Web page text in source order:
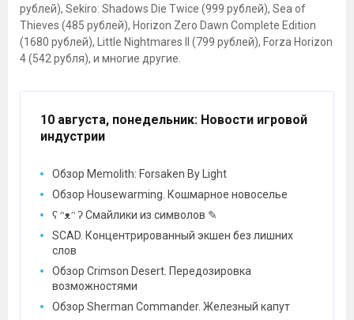
рублей), Sekiro: Shadows Die Twice (999 рублей), Sea of
Thieves (485 рублей), Horizon Zero Dawn Complete Edition
(1680 рублей), Little Nightmares II (799 рублей), Forza Horizon
4 (542 рубля), и многие другие.
10 августа, понедельник: Новости игровой
индустрии
Обзор Memolith: Forsaken By Light
Обзор Housewarming. Кошмарное новоселье
ʕ ᵔᴥᵔ ʔ Смайлики из символов ✎
SCAD. Концентрированный экшен без лишних
слов
Обзор Crimson Desert. Передозировка
возможностями
Обзор Sherman Commander. Железный капут